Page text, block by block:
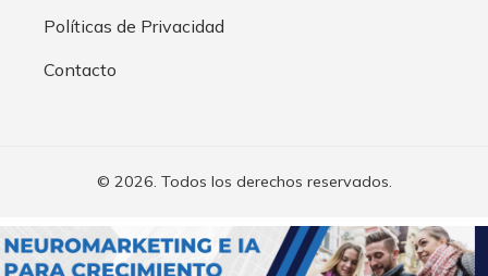
Políticas de Privacidad
Contacto
© 2026. Todos los derechos reservados.